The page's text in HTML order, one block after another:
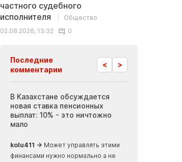
частного судебного
исполнителя
Общество
02.08.2026, 13:32
0
Последние
комментарии
< >
В Казахстане обсуждается
новая ставка пенсионных
выплат: 10% - это ничтожно
мало
kolu411 → Может управлять этими
финансами нужно нормально а не